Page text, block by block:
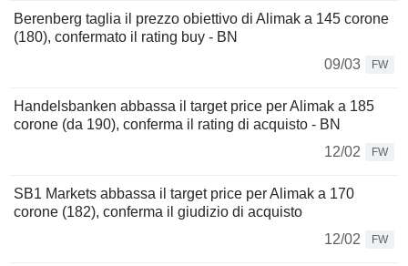
Berenberg taglia il prezzo obiettivo di Alimak a 145 corone
(180), confermato il rating buy - BN
09/03
FW
Handelsbanken abbassa il target price per Alimak a 185
corone (da 190), conferma il rating di acquisto - BN
12/02
FW
SB1 Markets abbassa il target price per Alimak a 170
corone (182), conferma il giudizio di acquisto
12/02
FW